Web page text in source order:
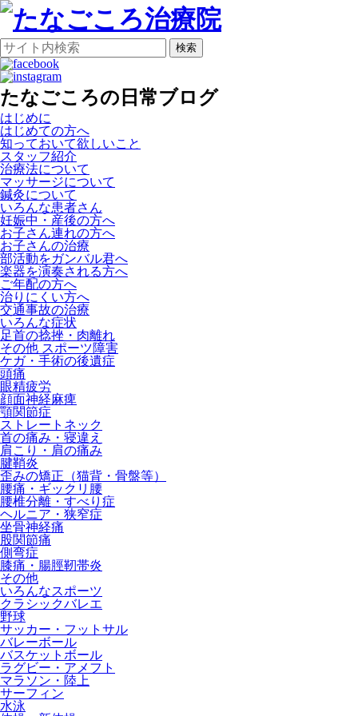
検索
たなごころの日常ブログ
はじめに
はじめての方へ
知っておいて欲しいこと
スタッフ紹介
治療法について
マッサージについて
鍼灸について
いろんな患者さん
妊娠中・産後の方へ
お子さん連れの方へ
お子さんの治療
部活動をガンバル君へ
楽器を演奏される方へ
ご年配の方へ
治りにくい方へ
交通事故の治療
いろんな症状
足首の捻挫・肉離れ
その他 スポーツ障害
ケガ・手術の後遺症
頭痛
眼精疲労
顔面神経麻痺
顎関節症
ストレートネック
首の痛み・寝違え
肩こり・肩の痛み
腱鞘炎
歪みの矯正（猫背・骨盤等）
腰痛・ギックリ腰
腰椎分離・すべり症
ヘルニア・狭窄症
坐骨神経痛
股関節痛
側弯症
膝痛・腸脛靭帯炎
その他
いろんなスポーツ
クラシックバレエ
野球
サッカー・フットサル
バレーボール
バスケットボール
ラグビー・アメフト
マラソン・陸上
サーフィン
水泳